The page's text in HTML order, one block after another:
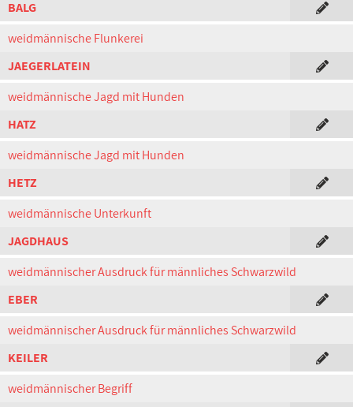
BALG
weidmännische Flunkerei
JAEGERLATEIN
weidmännische Jagd mit Hunden
HATZ
weidmännische Jagd mit Hunden
HETZ
weidmännische Unterkunft
JAGDHAUS
weidmännischer Ausdruck für männliches Schwarzwild
EBER
weidmännischer Ausdruck für männliches Schwarzwild
KEILER
weidmännischer Begriff